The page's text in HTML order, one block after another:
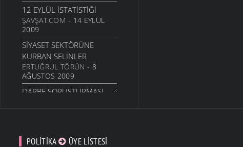
12 EYLÜL İSTATISTIĞI
ŞAVŞAT.COM - 14 EYLÜL
2009
SIYASET SEKTÖRÜNE
KURBAN SELINLER
ERTUĞRUL TÖRÜN - 8
AĞUSTOS 2009
DARBE SORUŞTURMASI,
2009
POLITIKA ÜYE LISTESI